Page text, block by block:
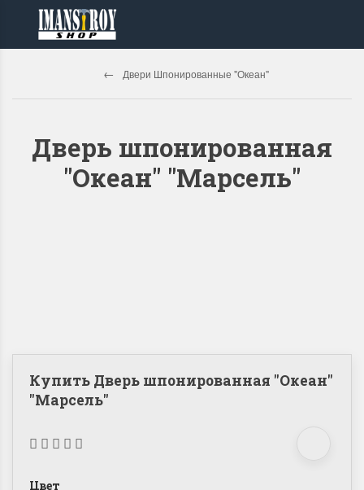
Двери Шпонированные "Океан"
Дверь шпонированная
"Океан" "Марсель"
Купить Дверь шпонированная "Океан"
"Марсель"
Цвет